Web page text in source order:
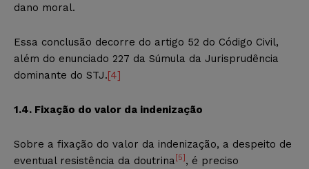
dano moral.
Essa conclusão decorre do artigo 52 do Código Civil,
além do enunciado 227 da Súmula da Jurisprudência
dominante do STJ.[4]
1.4. Fixação do valor da indenização
Sobre a fixação do valor da indenização, a despeito de
eventual resistência da doutrina [5] , é preciso